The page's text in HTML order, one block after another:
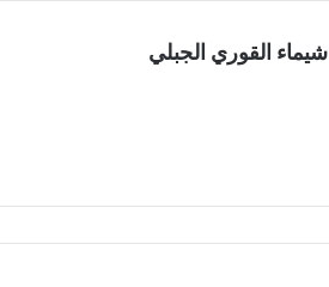
شيماء القوري الجبلي